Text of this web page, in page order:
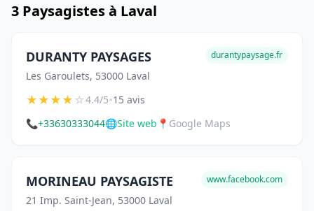
3 Paysagistes à Laval
DURANTY PAYSAGES
Les Garoulets, 53000 Laval
durantypaysage.fr
★★★★☆4.4/5•15 avis
📞+33630333044🌐Site web 📍 Google Maps
MORINEAU PAYSAGISTE
21 Imp. Saint-Jean, 53000 Laval
www.facebook.com